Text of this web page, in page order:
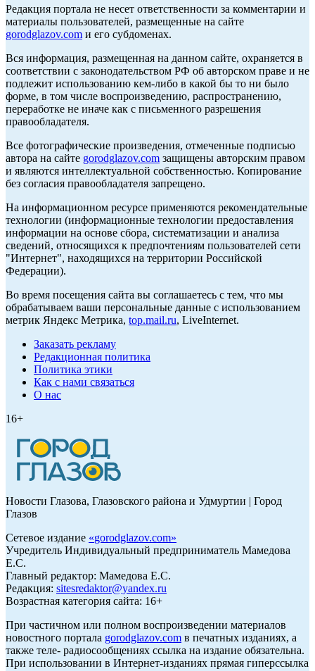
Редакция портала не несет ответственности за комментарии и
материалы пользователей, размещенные на сайте
gorodglazov.com и его субдоменах.
Вся информация, размещенная на данном сайте, охраняется в
соответствии с законодательством РФ об авторском праве и не
подлежит использованию кем-либо в какой бы то ни было
форме, в том числе воспроизведению, распространению,
переработке не иначе как с письменного разрешения
правообладателя.
Все фотографические произведения, отмеченные подписью
автора на сайте gorodglazov.com защищены авторским правом
и являются интеллектуальной собственностью. Копирование
без согласия правообладателя запрещено.
На информационном ресурсе применяются рекомендательные
технологии (информационные технологии предоставления
информации на основе сбора, систематизации и анализа
сведений, относящихся к предпочтениям пользователей сети
"Интернет", находящихся на территории Российской
Федерации).
Во время посещения сайта вы соглашаетесь с тем, что мы
обрабатываем ваши персональные данные с использованием
метрик Яндекс Метрика, top.mail.ru, LiveInternet.
Заказать рекламу
Редакционная политика
Политика этики
Как с нами связаться
О нас
16+
Новости Глазова, Глазовского района и Удмуртии | Город
Глазов
Сетевое издание «gorodglazov.com»
Учредитель Индивидуальный предприниматель Мамедова
Е.С.
Главный редактор: Мамедова Е.С.
Редакция: sitesredaktor@yandex.ru
Возрастная категория сайта: 16+
При частичном или полном воспроизведении материалов
новостного портала gorodglazov.com в печатных изданиях, а
также теле- радиосообщениях ссылка на издание обязательна.
При использовании в Интернет-изданиях прямая гиперссылка